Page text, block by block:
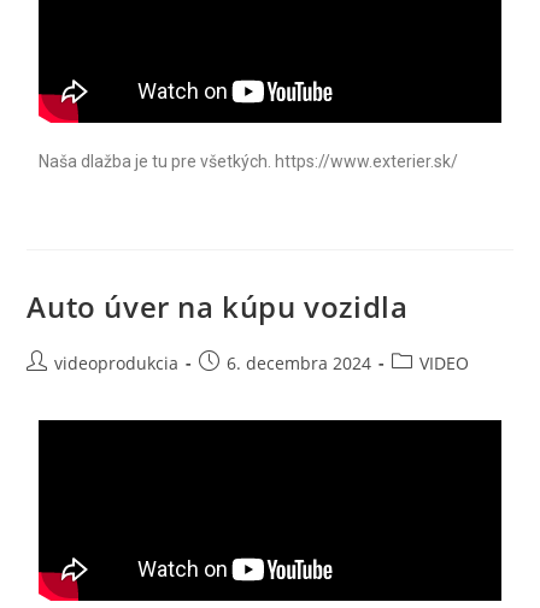
Naša dlažba je tu pre všetkých. https://www.exterier.sk/
Auto úver na kúpu vozidla
videoprodukcia 6. decembra 2024 VIDEO